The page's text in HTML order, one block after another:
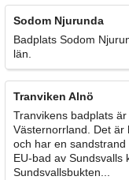
Sodom Njurunda
Badplats Sodom
län.
Tranviken Alnö
Tranvikens badplats
Västernorrland. Det är
och har en
EU-bad av Sundsvalls
Sundsvallsbukten...